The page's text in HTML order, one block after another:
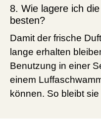
8. Wie lagere ich
besten?
Damit der frische
lange erhalten
Benutzung in einer
einem
können. So bleibt